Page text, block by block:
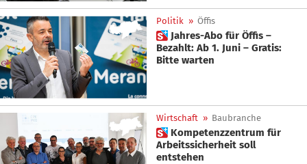
Politik » Öffis
 Jahres-Abo für Öffis –
Bezahlt: Ab 1. Juni – Gratis:
Bitte warten
Wirtschaft » Baubranche
 Kompetenzzentrum für
Arbeitssicherheit soll
entstehen